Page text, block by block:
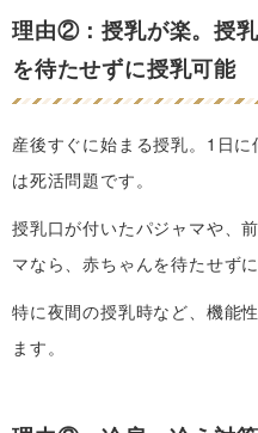
理由②：授乳が楽。授
を待たせずに授乳可能
産後すぐに始まる授乳。1日
は死活問題です。
授乳口が付いたパジャマや、
マなら、赤ちゃんを待たせず
特に夜間の授乳時など、機能
ます。